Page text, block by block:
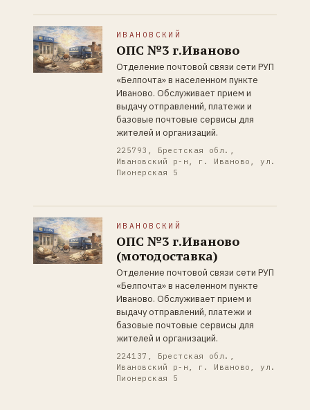
ИВАНОВСКИЙ
ОПС №3 г.Иваново
Отделение почтовой связи сети РУП
«Белпочта» в населенном пункте
Иваново. Обслуживает прием и
выдачу отправлений, платежи и
базовые почтовые сервисы для
жителей и организаций.
225793, Брестская обл.,
Ивановский р-н, г. Иваново, ул.
Пионерская 5
ИВАНОВСКИЙ
ОПС №3 г.Иваново
(мотодоставка)
Отделение почтовой связи сети РУП
«Белпочта» в населенном пункте
Иваново. Обслуживает прием и
выдачу отправлений, платежи и
базовые почтовые сервисы для
жителей и организаций.
224137, Брестская обл.,
Ивановский р-н, г. Иваново, ул.
Пионерская 5